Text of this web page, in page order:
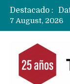
Destacado :
7 August, 2026